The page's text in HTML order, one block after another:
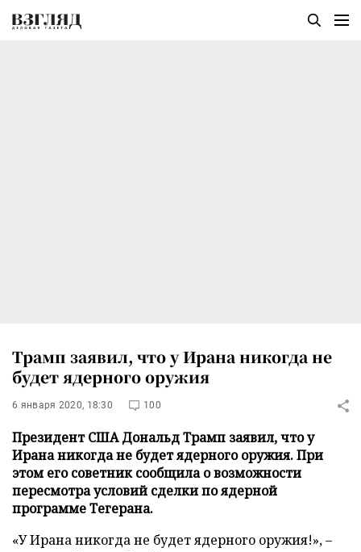
Трамп заявил, что у Ирана никогда не
будет ядерного оружия
6 января 2020, 18:30 100
Президент США Дональд Трамп заявил, что у
Ирана никогда не будет ядерного оружия. При
этом его советник сообщила о возможности
пересмотра условий сделки по ядерной
программе Тегерана.
«У Ирана никогда не будет ядерного оружия!», –